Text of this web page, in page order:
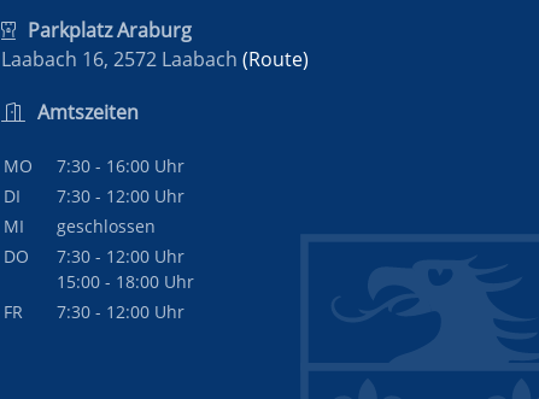
Parkplatz Araburg
Laabach 16, 2572 Laabach(Route)
Amtszeiten
MO
7:30 - 16:00 Uhr
DI
7:30 - 12:00 Uhr
MI
geschlossen
DO
7:30 - 12:00 Uhr
15:00 - 18:00 Uhr
FR
7:30 - 12:00 Uhr